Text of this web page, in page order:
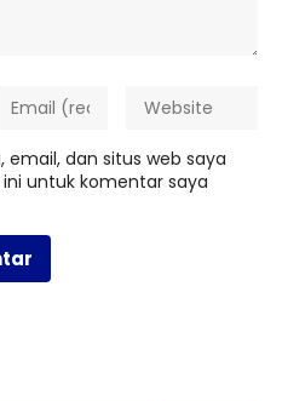
email, dan situs web saya
untuk komentar saya